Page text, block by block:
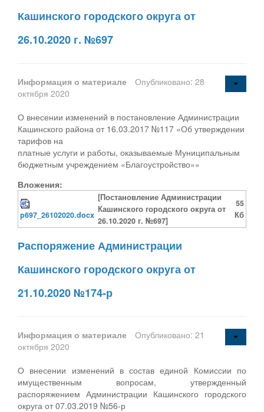
Кашинского городского округа от
26.10.2020 г. №697
Информация о материале
Опубликовано: 28
октября 2020
О внесении изменений в постановление Администрации
Кашинского района от 16.03.2017 №117 «Об утверждении
тарифов на
платные услуги и работы, оказываемые Муниципальным
бюджетным учреждением «Благоустройство»»
Вложения:
p697_26102020.docx
[Постановление Администрации
Кашинского городского округа от
26.10.2020 г. №697]
55
Кб
Распоряжение Администрации
Кашинского городского округа от
21.10.2020 №174-р
Информация о материале
Опубликовано: 21
октября 2020
О внесении изменений в состав единой Комиссии по
имущественным вопросам, утвержденный
распоряжением Администрации Кашинского городского
округа от 07.03.2019 №56-р